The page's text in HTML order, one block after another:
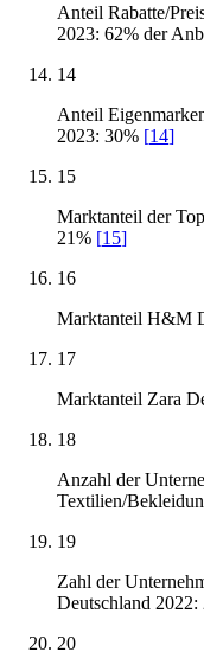
Anteil Rabatte/
2023: 62% der
14
Anteil
2023: 30% [14]
15
Marktanteil der
21% [15]
16
Marktanteil H&M
17
Marktanteil Zara
18
Anzahl der
Textilien/
19
Zahl der
Deutschland 2022:
20